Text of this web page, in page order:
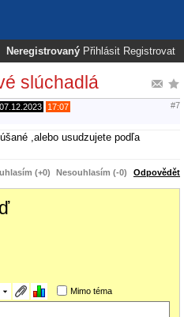
Neregistrovaný Přihlásit Registrovat
slúchadlá
07.12.2023 17:07 #7
,alebo usudzujete podľa
(+0) Nesouhlasím (-0) Odpovědět
Mimo téma